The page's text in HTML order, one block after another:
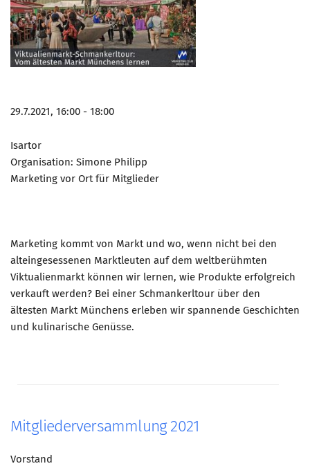
29.7.2021, 16:00 - 18:00
Isartor
Organisation: Simone Philipp
Marketing vor Ort für Mitglieder
Marketing kommt von Markt und wo, wenn nicht bei den
alteingesessenen Marktleuten auf dem weltberühmten
Viktualienmarkt können wir lernen, wie Produkte erfolgreich
verkauft werden? Bei einer Schmankerltour über den
ältesten Markt Münchens erleben wir spannende Geschichten
und kulinarische Genüsse.
Mitgliederversammlung 2021
Vorstand